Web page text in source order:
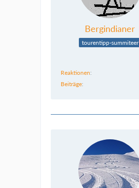
Bergindianer
tourentipp-summiteer
Reaktionen
Beiträge